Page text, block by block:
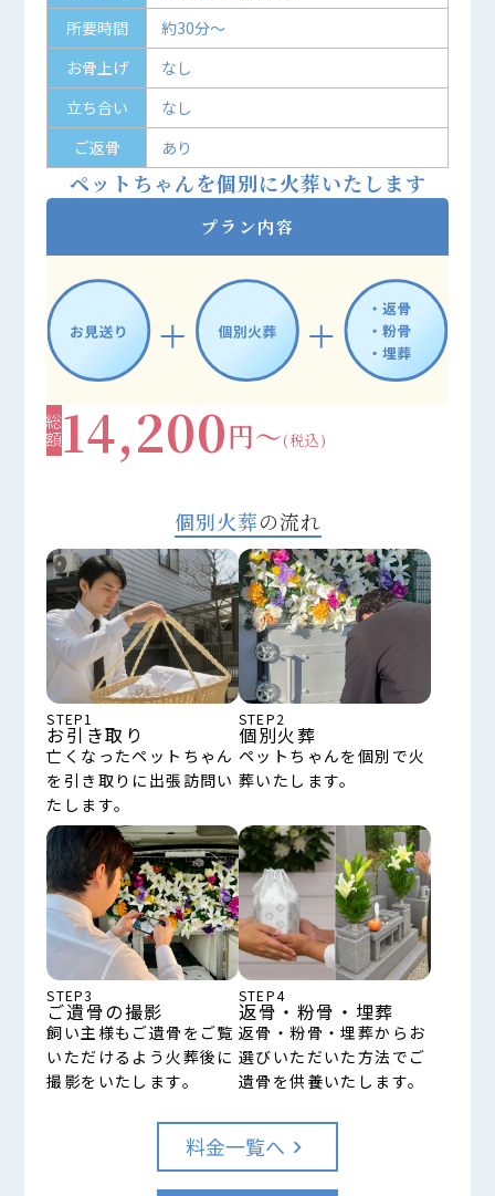
総額14,200円～(税込)
プラン内容
ペットちゃんを個別に火葬いたします
所要時間
約30分～
お骨上げ
なし
立ち合い
なし
ご返骨
あり
個別火葬の流れ
STEP1
お引き取り
亡くなったペットちゃん
を引き取りに出張訪問い
たします。
STEP2
個別火葬
ペットちゃんを個別で火
葬いたします。
STEP3
ご遺骨の撮影
飼い主様もご遺骨をご覧
いただけるよう火葬後に
撮影をいたします。
STEP4
返骨・粉骨・埋葬
返骨・粉骨・埋葬からお
選びいただいた方法でご
遺骨を供養いたします。
料金一覧へ keyboard_arrow_right